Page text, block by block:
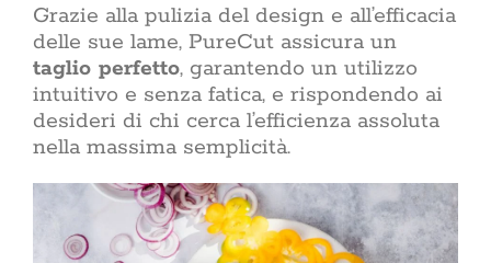
Lifestyle
quotidiane
propria vita.
non è
una
trasforma
chi abita i
mai
Grazie alla pulizia del design e all’efficacia
delle sue lame, PureCut assicura un
taglio perfetto, garantendo un utilizzo
intuitivo e senza fatica, e rispondendo ai
desideri di chi cerca l’efficienza assoluta
nella massima semplicità.